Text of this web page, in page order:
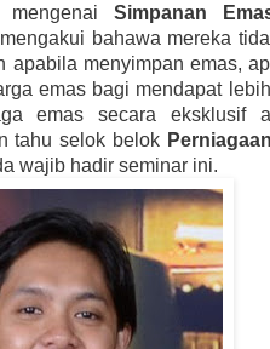
mengenai Simpanan
bahawa mereka
apabila menyimpan emas,
emas bagi mendapat
emas secara eksklusif
tahu selok belok
wajib hadir seminar ini.